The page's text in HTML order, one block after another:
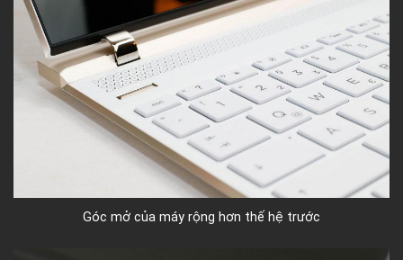
Góc mở của máy rộng hơn thế hệ trước